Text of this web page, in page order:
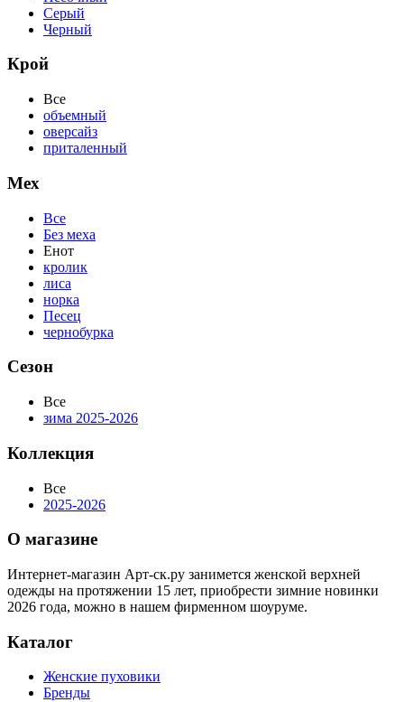
Серый
Черный
Крой
Все
объемный
оверсайз
приталенный
Мех
Все
Без меха
Енот
кролик
лиса
норка
Песец
чернобурка
Сезон
Все
зима 2025-2026
Коллекция
Все
2025-2026
О магазине
Интернет-магазин Арт-ск.ру занимется женской верхней
одежды на протяжении 15 лет, приобрести зимние новинки
2026 года, можно в нашем фирменном шоуруме.
Каталог
Женские пуховики
Бренды